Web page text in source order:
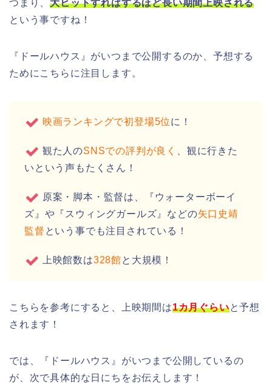
つまり、大ヒットすればするほど長い期間上映される
という事ですね！
『ドールハウス』がいつまで公開するのか、予想する
ためにこちらに注目します。
映画ランキングで初登場5位に！
観た人のSNSでの評判が良く
、観に行きた
いという声もたくさん！
原案・脚本・監督は、『ウォーターボーイ
ズ』や『スウィングガールズ』などの矢口史靖
監督 という事でも注目されている！
上映館数は328館と大規模！
こちらを参考にすると、上映期間は1カ月ぐらいと予想
されます！
では、『ドールハウス』がいつまで公開しているの
が、次で具体的な日にちをお伝えします！